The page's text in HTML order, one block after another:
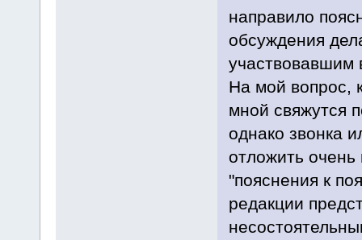
направило
обсуждения
участвовавшим
На мой вопрос,
мной свяжутся
однако звонка
отложить
"пояснения к
редакции